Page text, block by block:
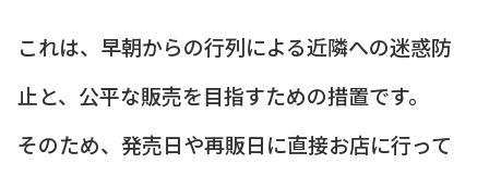
これは、早朝からの行列による近隣への迷惑防
止と、公平な販売を目指すための措置です。
そのため、発売日や再販日に直接お店に行って